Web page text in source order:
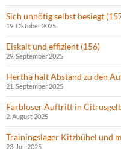
Sich unnötig selbst besiegt
19. Oktober 2025
Eiskalt und effizient (156)
29. September 2025
Hertha hält Abstand zu den
21. September 2025
Farbloser Auftritt in
2. August 2025
Trainingslager Kitzbühel und
23. Juli 2025